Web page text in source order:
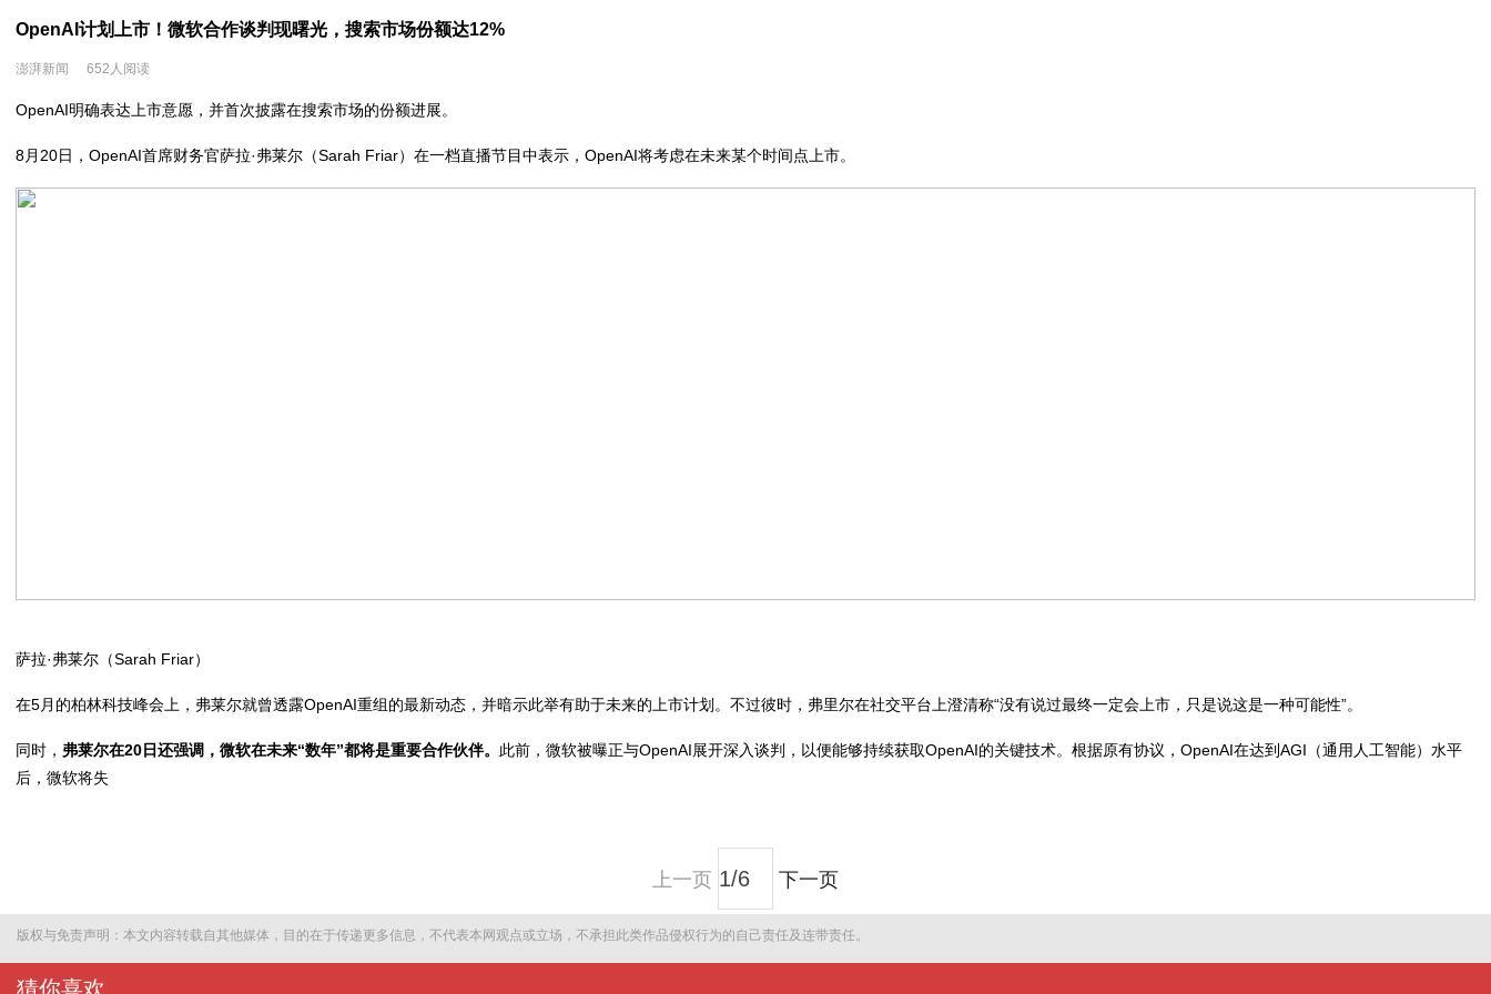
OpenAI计划上市！​微软合作谈判现曙光，搜索市场份额达12%
澎湃新闻 652人阅读
OpenAI明确表达上市意愿，并首次披露在搜索市场的份额进展​​。
8月20日，OpenAI首席财务官萨拉·弗莱尔（Sarah Friar）在一档直播节目中表示，OpenAI将考虑在未来某个时间点上市。
萨拉·弗莱尔（Sarah Friar）
在5月的柏林科技峰会上，弗莱尔就曾透露OpenAI重组的最新动态，并暗示此举有助于未来的上市计划。不过彼时，弗里尔在社交平台上澄清称“没有说过最终一定会上市，只是说这是一种可能性”。
同时， 弗莱尔在20日还强调，微软在未来“数年”都将是重要合作伙伴。 此前，微软被曝正与OpenAI展开深入谈判，以便能够持续获取OpenAI的关键技术。根据原有协议，OpenAI在达到AGI（通用人工智能）水平
后，微软将失
上一页 下一页
版权与免责声明：本文内容转载自其他媒体，目的在于传递更多信息，不代表本网观点或立场，不承担此类作品侵权行为的自己责任及连带责任。
猜你喜欢